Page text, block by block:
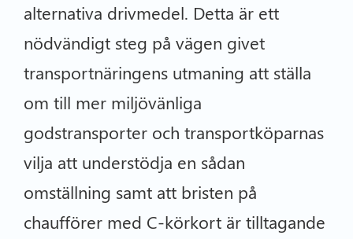
alternativa drivmedel. Detta är ett
nödvändigt steg på vägen givet
transportnäringens utmaning att ställa
om till mer miljövänliga
godstransporter och transportköparnas
vilja att understödja en sådan
omställning samt att bristen på
chaufförer med C-körkort är tilltagande